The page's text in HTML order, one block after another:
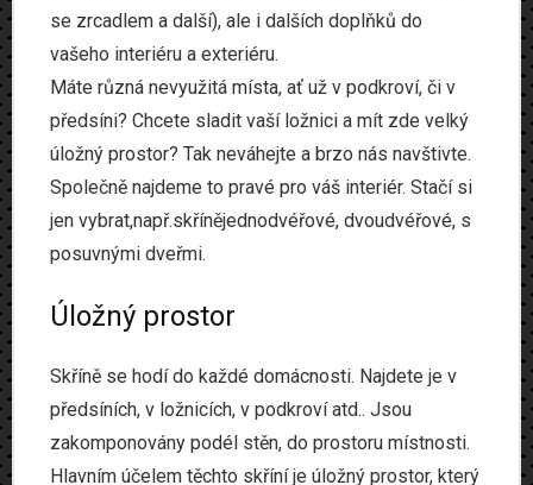
Www
Zvířata
se zrcadlem a další), ale i dalších doplňků do
vašeho interiéru a exteriéru.
Máte různá nevyužitá místa, ať už v podkroví, či v
předsíni? Chcete sladit vaší ložnici a mít zde velký
úložný prostor? Tak neváhejte a brzo nás navštivte.
Společně najdeme to pravé pro váš interiér. Stačí si
jen vybrat,např.skřínějednodvéřové, dvoudvéřové, s
posuvnými dveřmi.
Úložný prostor
Skříně se hodí do každé domácnosti. Najdete je v
předsíních, v ložnicích, v podkroví atd.. Jsou
zakomponovány podél stěn, do prostoru místnosti.
Hlavním účelem těchto skříní je úložný prostor, který